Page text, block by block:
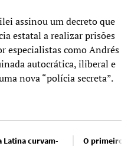
assinou um decreto que
estatal a realizar prisões
especialistas como Andrés
autocrática, iliberal e
nova “polícia secreta”.
Latina curvam-
O primeiro